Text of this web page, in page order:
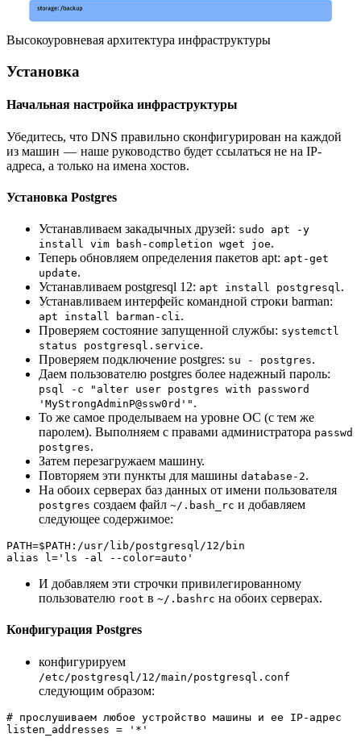
Высокоуровневая архитектура инфраструктуры
Установка
Начальная настройка инфраструктуры
Убедитесь, что DNS правильно сконфигурирован на каждой
из машин — наше руководство будет ссылаться не на IP-
адреса, а только на имена хостов.
Установка Postgres
Устанавливаем закадычных друзей: sudo apt -y
install vim bash-completion wget joe.
Теперь обновляем определения пакетов apt: apt-get
update.
Устанавливаем postgresql 12: apt install postgresql.
Устанавливаем интерфейс командной строки barman:
apt install barman-cli.
Проверяем состояние запущенной службы: systemctl
status postgresql.service.
Проверяем подключение postgres: su - postgres.
Даем пользователю postgres более надежный пароль:
psql -c "alter user postgres with password
'MyStrongAdminP@ssw0rd'" .
То же самое проделываем на уровне ОС (с тем же
паролем). Выполняем с правами администратора passwd
postgres.
Затем перезагружаем машину.
Повторяем эти пункты для машины database-2.
На обоих серверах баз данных от имени пользователя
postgres создаем файл ~/.bash_rc и добавляем
следующее содержимое:
PATH=$PATH:/usr/lib/postgresql/12/bin
alias l='ls -al --color=auto'
И добавляем эти строчки привилегированному
пользователю root в ~/.bashrc на обоих серверах.
Конфигурация Postgres
конфигурируем
/etc/postgresql/12/main/postgresql.conf
следующим образом:
# прослушиваем любое устройство машины и ее IP-адрес
listen_addresses = '*'